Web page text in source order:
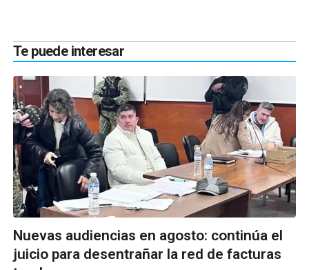
Te puede interesar
Nuevas audiencias en agosto: continúa el
juicio para desentrañar la red de facturas